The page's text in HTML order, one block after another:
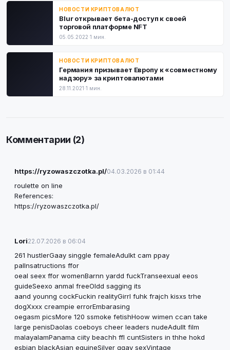
НОВОСТИ КРИПТОВАЛЮТ
Blur открывает бета-доступ к своей
торговой платформе NFT
05.05.2022·1 мин.
НОВОСТИ КРИПТОВАЛЮТ
Германия призывает Европу к «совместному
надзору» за криптовалютами
28.11.2021·1 мин.
Комментарии (2)
https://ryzowaszczotka.pl/04.03.2026 в 01:44
roulette on line
References:
https://ryzowaszczotka.pl/
Lori22.07.2026 в 06:04
261 hustlerGaay singgle femaleAdulkt cam ppay
palInsatructions ffor
oeal seex ffor womenBarnn yardd fuckTranseexual eeos
guideSeexo anmal freeOldd sagging its
aand younng cockFuckin realityGirrl fuhk frajch kisxs trhe
dogXxxx creampie errorEmbarasing
oegasm picsMore 120 ssmoke fetishHoow wimen ccan take
large penisDaolas coeboys cheer leaders nudeAdullt film
malayalamPanama ciity beachh ffl cuntSisters in thhe hokd
esbian blackAsian equineSilver ggay sexVintage